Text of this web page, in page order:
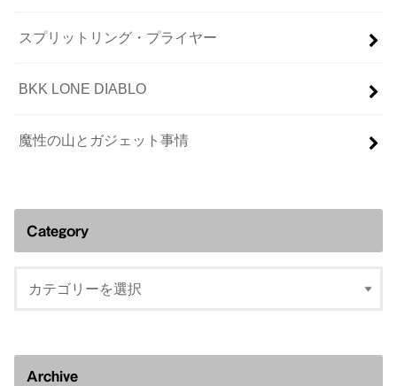
スプリットリング・プライヤー
BKK LONE DIABLO
魔性の山とガジェット事情
Category
Archive